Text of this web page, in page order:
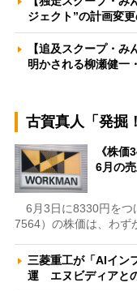
ジェクト”の計画変
【追及スクープ・
明かされる柳瀬健一
古賀真人「発掘
《株
6月の
6月3日に8330円をつ
7564）の株価は、わ
三菱重工が「AIイン
運 エヌビディアと